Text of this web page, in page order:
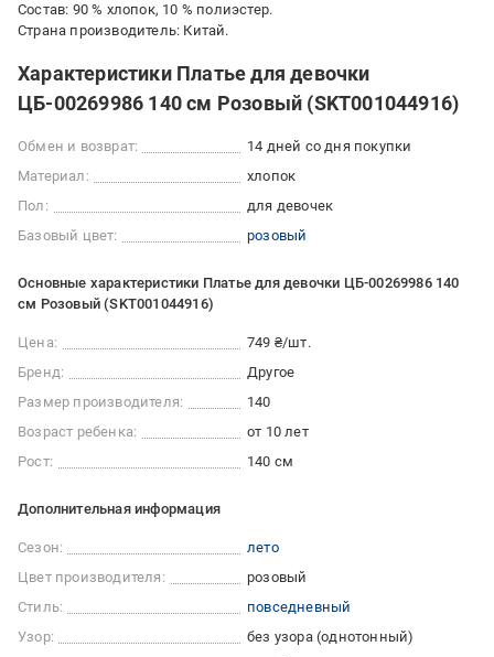
Состав: 90 % хлопок, 10 % полиэстер.
Страна производитель: Китай.
Характеристики Платье для девочки
ЦБ-00269986 140 см Розовый (SKT001044916)
Обмен и возврат:
14 дней со дня покупки
Материал:
хлопок
Пол:
для девочек
Базовый цвет:
розовый
Основные характеристики Платье для девочки ЦБ-00269986 140
см Розовый (SKT001044916)
Цена:
749 ₴/шт.
Бренд:
Другое
Размер производителя:
140
Возраст ребенка:
от 10 лет
Рост:
140 см
Дополнительная информация
Сезон:
лето
Цвет производителя:
розовый
Стиль:
повседневный
Узор:
без узора (однотонный)